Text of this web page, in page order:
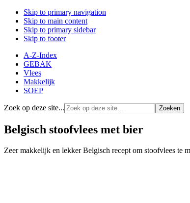
Skip to primary navigation
Skip to main content
Skip to primary sidebar
Skip to footer
A-Z-Index
GEBAK
Vlees
Makkelijk
SOEP
Zoek op deze site...
Belgisch stoofvlees met bier
Zeer makkelijk en lekker Belgisch recept om stoofvlees te